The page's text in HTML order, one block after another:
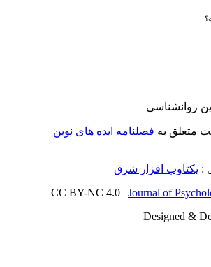
متعلق بهفصلنامه ایده های نوین
یکتاوب افزار شرق
Journal of
Designed &